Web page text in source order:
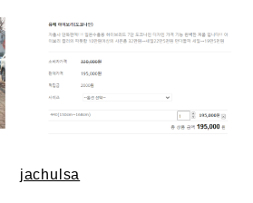
jachulsa